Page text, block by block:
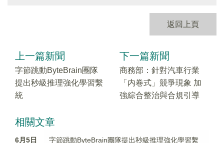
返回上頁
上一篇新聞
字節跳動ByteBrain團隊
提出秒級推理強化學習繫
統
下一篇新聞
商務部：針對汽車行業
「内卷式」競爭現象 加
強綜合整治與合規引導
相關文章
6月5日
字節跳動ByteBrain團隊提出秒級推理強化學習繫